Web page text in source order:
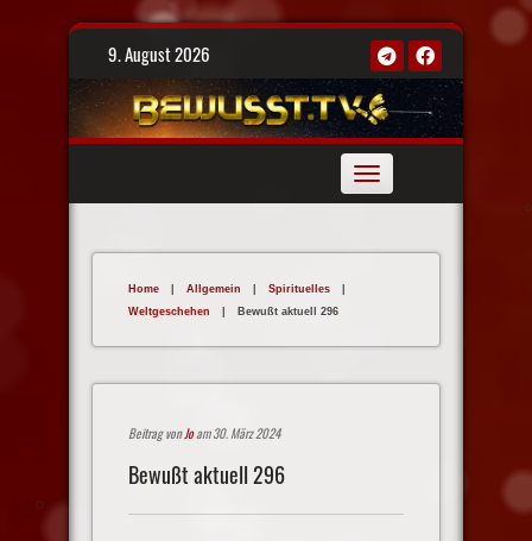
Skip
9. August 2026
Toggle
navigation
Home | Allgemein | Spirituelles
|
Weltgeschehen
| Bewußt aktuell 296
Beitrag vonJoam 30. März 2024
Bewußt aktuell 296